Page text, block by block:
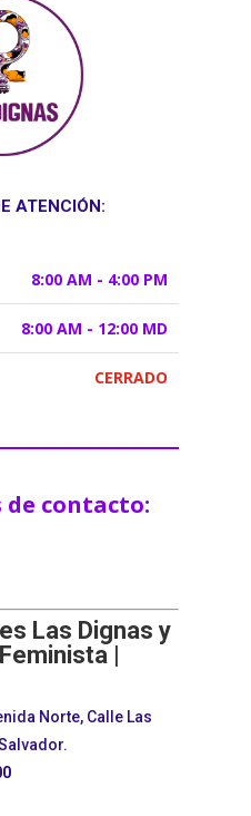
ATENCIÓN:
8:00 AM - 4:00 PM
8:00 AM - 12:00 MD
CERRADO
contacto:
Las Dignas y
|
Norte, Calle Las